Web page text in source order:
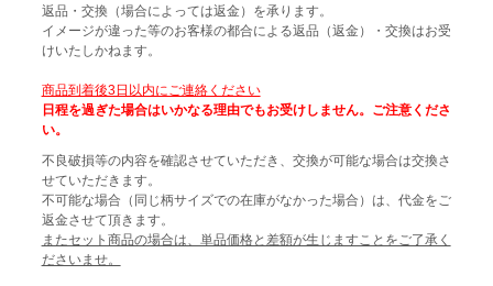
返品・交換（場合によっては返金）を承ります。
イメージが違った等のお客様の都合による返品（返金）・交換はお受
けいたしかねます。
商品到着後3日以内にご連絡ください
日程を過ぎた場合はいかなる理由でもお受けしません。ご注意くださ
い。
不良破損等の内容を確認させていただき、交換が可能な場合は交換さ
せていただきます。
不可能な場合（同じ柄サイズでの在庫がなかった場合）は、代金をご
返金させて頂きます。
またセット商品の場合は、単品価格と差額が生じますことをご了承く
ださいませ。